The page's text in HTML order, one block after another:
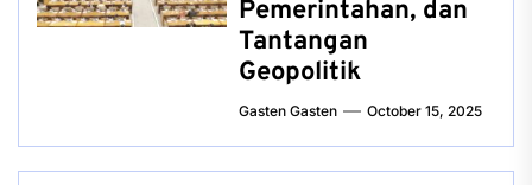
Pemerintahan, dan
Tantangan
Geopolitik
Gasten Gasten October 15, 2025